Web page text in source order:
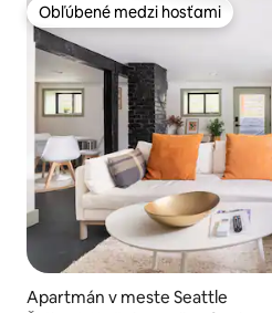
Obľúbené medzi hosťami
Obľúbené medzi hosťami
Apartmán v meste Seattle